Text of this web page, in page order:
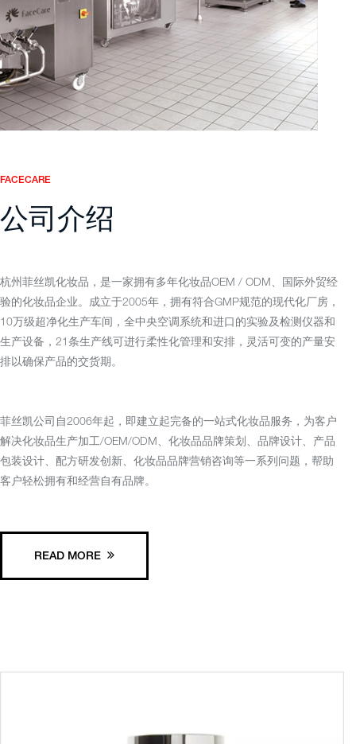
FACECARE
公司介绍
杭州菲丝凯化妆品，是一家拥有多年化妆品OEM / ODM、国际外贸经
验的化妆品企业。成立于2005年，拥有符合GMP规范的现代化厂房，
10万级超净化生产车间，全中央空调系统和进口的实验及检测仪器和
生产设备，21条生产线可进行柔性化管理和安排，灵活可变的产量安
排以确保产品的交货期。
菲丝凯公司自2006年起，即建立起完备的一站式化妆品服务，为客户
解决化妆品生产加工/OEM/ODM、化妆品品牌策划、品牌设计、产品
包装设计、配方研发创新、化妆品品牌营销咨询等一系列问题，帮助
客户轻松拥有和经营自有品牌。
READ MORE